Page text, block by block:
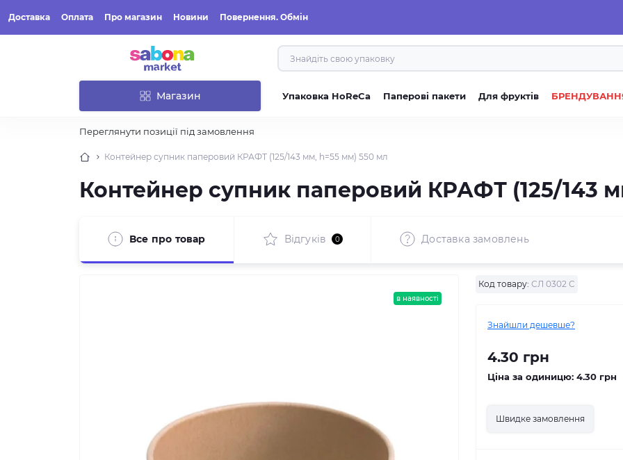
Доставка Оплата Про магазин Новини Повернення. Обмін
Магазин Упаковка HoReCa Паперові пакети Для фруктів
Переглянути позиції під замовлення
Контейнер супник паперовий КРАФТ (125/143 мм, h=55 мм) 550 мл
Контейнер супник паперовий КРАФТ (125/143
Все про товар Відгуків 0 Доставка замовлень
в наявності
Код товару: СЛ 0302 C
Знайшли дешевше?
4.30 грн
Ціна за одиницю: 4.30 грн
Швидке замовлення